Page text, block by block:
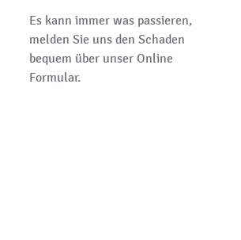
Es kann immer was passieren,
melden Sie uns den Schaden
bequem über unser Online
Formular.